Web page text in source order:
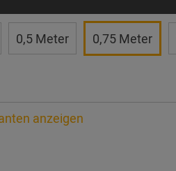
0,5 Meter 0,75 Meter
anzeigen